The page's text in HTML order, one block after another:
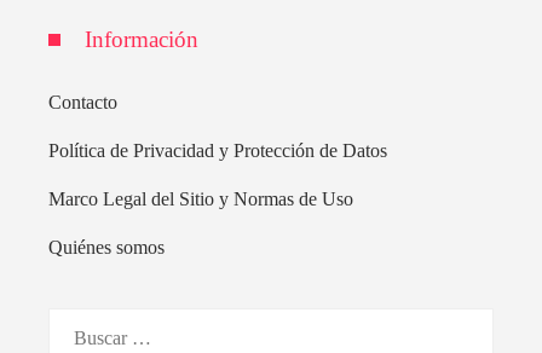
Información
Contacto
Política de Privacidad y Protección de Datos
Marco Legal del Sitio y Normas de Uso
Quiénes somos